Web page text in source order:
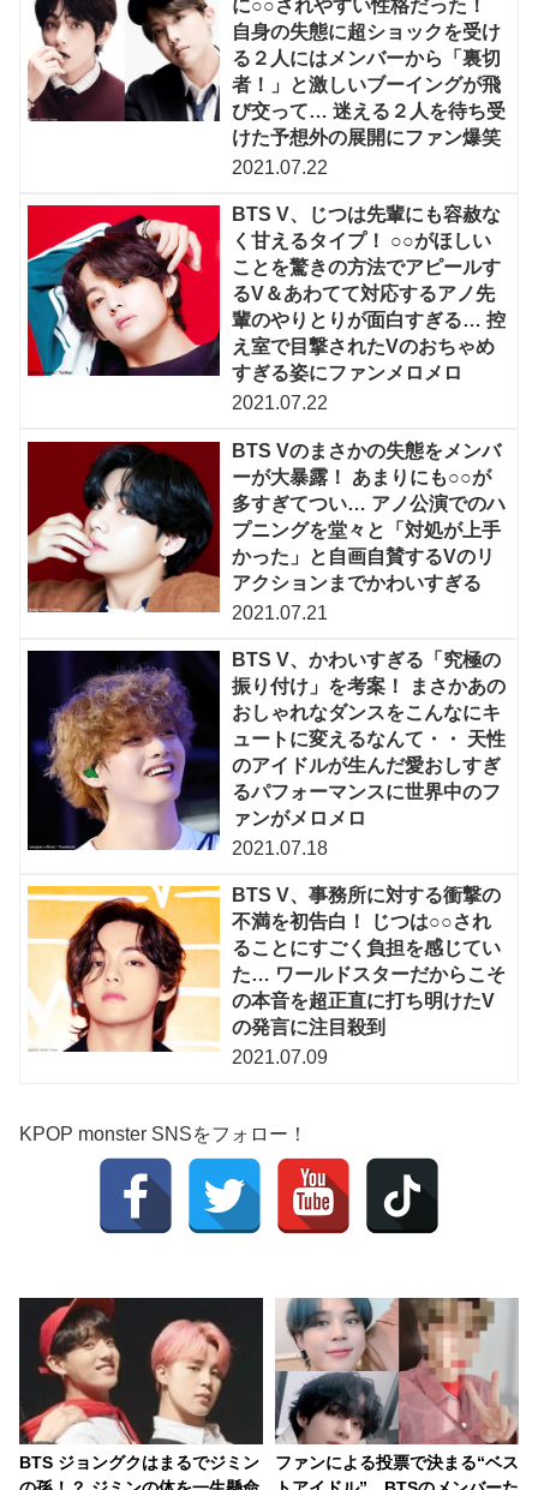
に○○されやすい性格だった！
自身の失態に超ショックを受け
る２人にはメンバーから「裏切
者！」と激しいブーイングが飛
び交って… 迷える２人を待ち受
けた予想外の展開にファン爆笑
2021.07.22
BTS V、じつは先輩にも容赦な
く甘えるタイプ！ ○○がほしい
ことを驚きの方法でアピールす
るV＆あわてて対応するアノ先
輩のやりとりが面白すぎる… 控
え室で目撃されたVのおちゃめ
すぎる姿にファンメロメロ
2021.07.22
BTS Vのまさかの失態をメンバ
ーが大暴露！ あまりにも○○が
多すぎてつい… アノ公演でのハ
プニングを堂々と「対処が上手
かった」と自画自賛するVのリ
アクションまでかわいすぎる
2021.07.21
BTS V、かわいすぎる「究極の
振り付け」を考案！ まさかあの
おしゃれなダンスをこんなにキ
ュートに変えるなんて・・ 天性
のアイドルが生んだ愛おしすぎ
るパフォーマンスに世界中のフ
ァンがメロメロ
2021.07.18
BTS V、事務所に対する衝撃の
不満を初告白！ じつは○○され
ることにすごく負担を感じてい
た… ワールドスターだからこそ
の本音を超正直に打ち明けたV
の発言に注目殺到
2021.07.09
KPOP monster SNSをフォロー！
BTS ジョングクはまるでジミン
ファンによる投票で決まる“ベス